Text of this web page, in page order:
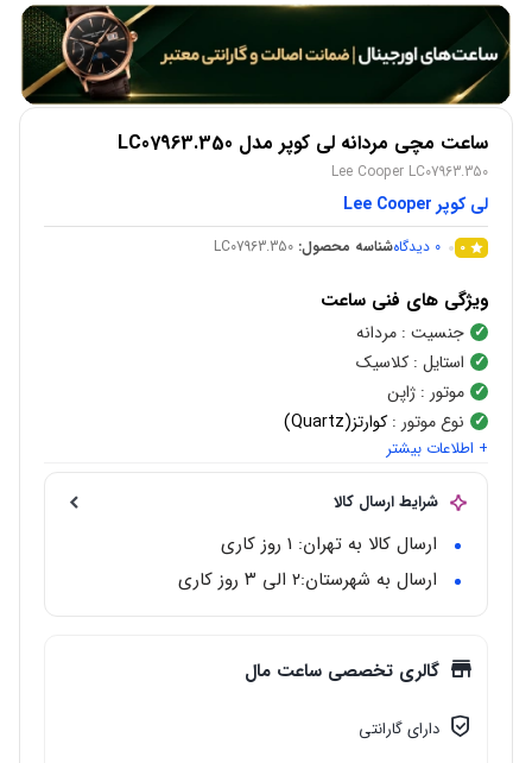
ساعت مچی مردانه لی کوپر مدل LC07963.350
Lee Cooper LC07963.350
لی کوپر Lee Cooper
0
0 دیدگاهشناسه محصول: LC07963.350
ویژگی های فنی ساعت
جنسیت : مردانه
استایل : کلاسیک
موتور : ژاپن
نوع موتور : کوارتز(Quartz)
شکل قاب:گرد
صفحه نمایش:عقربه ای
رنگ صفحه: مشکی
جنس شیشه : کریستال ضدخش
+ اطلاعات بیشتر
شرایط ارسال کالا
ارسال کالا به تهران: 1 روز کاری
ارسال به شهرستان:‌۲ الی ۳ روز کاری
گالری تخصصی ساعت مال
دارای گارانتی